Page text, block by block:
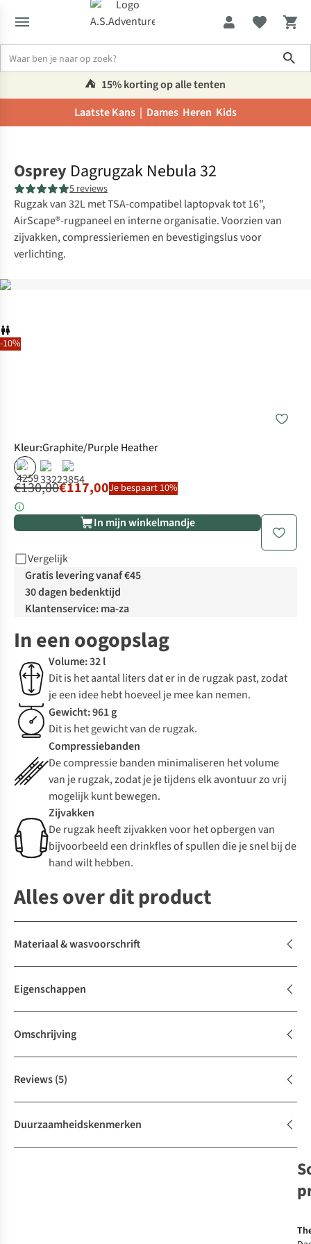
⛺️ 15% korting op alle tenten
Laatste Kans | Dames Heren Kids
-10%
Osprey Dagrugzak Nebula 32
5 reviews
Rugzak van 32L met TSA-compatibel laptopvak tot 16",
AirScape®-rugpaneel en interne organisatie. Voorzien van
zijvakken, compressieriemen en bevestigingslus voor
verlichting.
Kleur:Graphite/Purple Heather
% % %
€130,00€117,00Je bespaart 10%
In mijn winkelmandje
Vergelijk
Gratis levering vanaf €45
30 dagen bedenktijd
Klantenservice: ma-za
In een oogopslag
Volume: 32 l
Dit is het aantal liters dat er in de rugzak past, zodat
je een idee hebt hoeveel je mee kan nemen.
Gewicht: 961 g
Dit is het gewicht van de rugzak.
Compressiebanden
De compressie banden minimaliseren het volume
van je rugzak, zodat je je tijdens elk avontuur zo vrij
mogelijk kunt bewegen.
Zijvakken
De rugzak heeft zijvakken voor het opbergen van
bijvoorbeeld een drinkfles of spullen die je snel bij de
hand wilt hebben.
Alles over dit product
Materiaal & wasvoorschrift
Eigenschappen
Omschrijving
Reviews(5)
Duurzaamheidskenmerken